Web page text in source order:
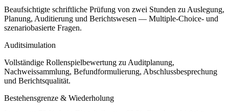
Beaufsichtigte schriftliche Prüfung von zwei Stunden zu Auslegung,
Planung, Auditierung und Berichtswesen — Multiple-Choice- und
szenariobasierte Fragen.
Auditsimulation
Vollständige Rollenspielbewertung zu Auditplanung,
Nachweissammlung, Befundformulierung, Abschlussbesprechung
und Berichtsqualität.
Bestehensgrenze & Wiederholung